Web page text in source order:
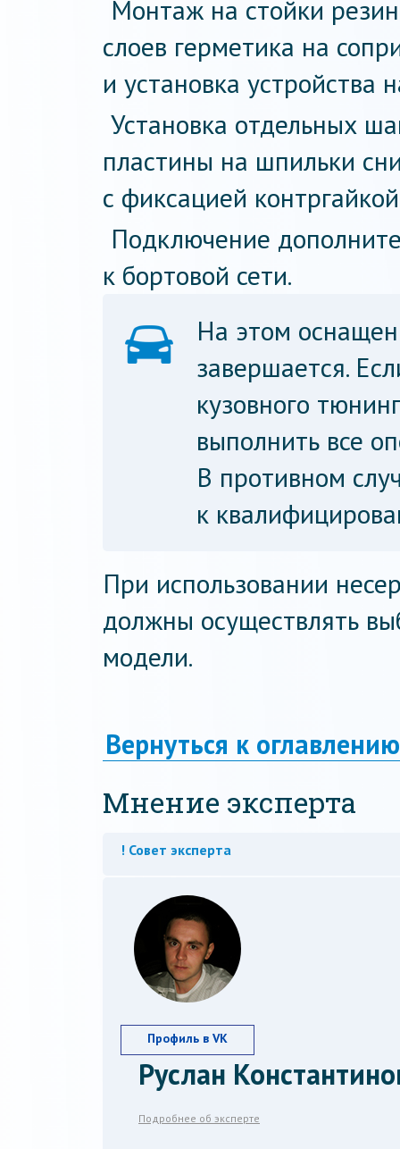
Монтаж на стойки
слоев герметика на
и установка
Установка отдельных
пластины на шпильки
с фиксацией
Подключение
к бортовой сети.
На этом
завершается.
кузовного
выполнить все
В противном
к
При использовании
должны осуществлять
модели.
Вернуться к оглавлению
Мнение эксперта
! Совет эксперта
Профиль в VK
Руслан
Подробнее об эксперте